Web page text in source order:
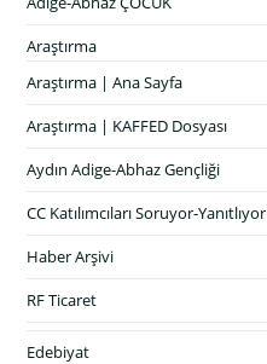
Araştırma
Araştırma | Ana Sayfa
Araştırma | KAFFED Dosyası
Aydın Adige-Abhaz Gençliği
CC Katılımcıları Soruyor-Yanıtlıyor
Haber Arşivi
RF Ticaret
Edebiyat